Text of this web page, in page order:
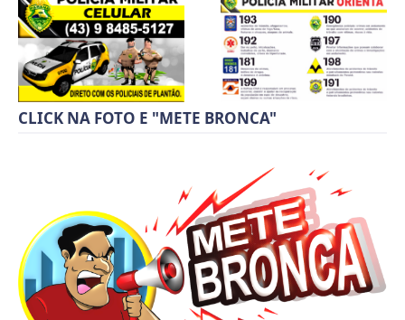
CLICK NA FOTO E "METE BRONCA"